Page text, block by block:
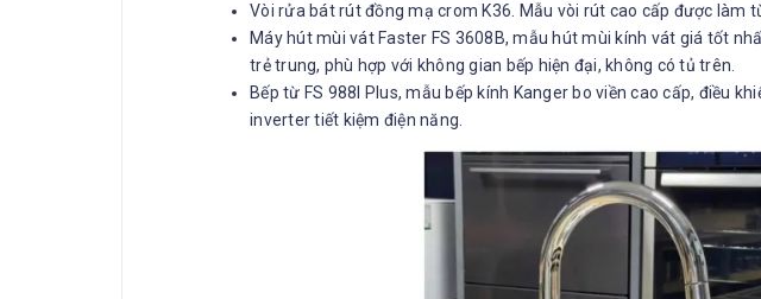
Vòi rửa bát rút đồng mạ crom K36. Mẫu vòi rút cao cấp được làm
Máy hút mùi vát Faster FS 3608B, mẫu hút mùi kính vát giá tốt
trẻ trung, phù hợp với không gian bếp hiện đại, không có tủ trên.
Bếp từ FS 988I Plus, mẫu bếp kính Kanger bo viền cao cấp, điều
inverter tiết kiệm điện năng.